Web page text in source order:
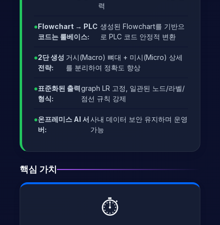
력
Flowchart → PLC
코드는 룰베이스:
생성된 Flowchart를 기반으
로 PLC 코드 안정적 변환
2단 생성
전략:
거시(Macro) 뼈대 + 미시(Micro) 상세
를 분리하여 정확도 향상
표준화된 출력
형식:
graph LR 고정, 일관된 노드/라벨/
점선 규칙 강제
온프레미스 AI 서
버:
사내 데이터 보안 유지하며 운영
가능
핵심 가치
⏱️